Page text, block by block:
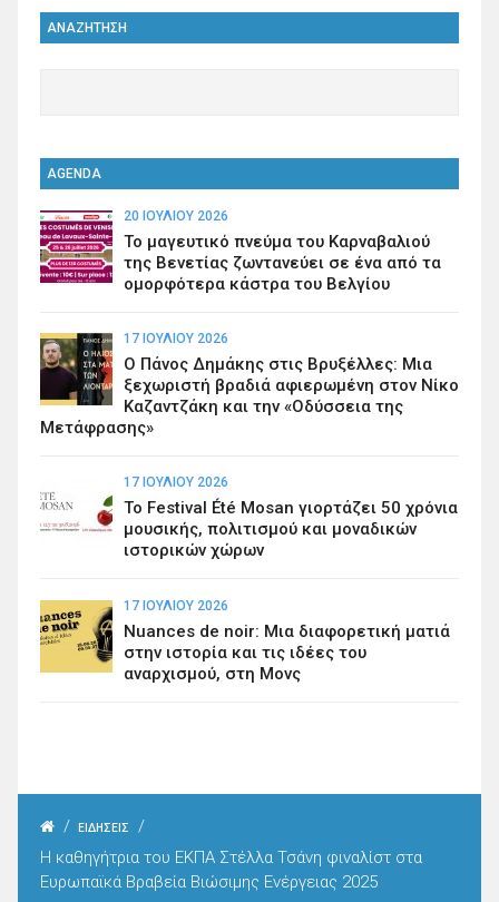
ΑΝΑΖΗΤΗΣΗ
AGENDA
20 ΙΟΥΛΊΟΥ 2026
Το μαγευτικό πνεύμα του Καρναβαλιού
της Βενετίας ζωντανεύει σε ένα από τα
ομορφότερα κάστρα του Βελγίου
17 ΙΟΥΛΊΟΥ 2026
Ο Πάνος Δημάκης στις Βρυξέλλες: Μια
ξεχωριστή βραδιά αφιερωμένη στον Νίκο
Καζαντζάκη και την «Οδύσσεια της
Μετάφρασης»
17 ΙΟΥΛΊΟΥ 2026
Το Festival Été Mosan γιορτάζει 50 χρόνια
μουσικής, πολιτισμού και μοναδικών
ιστορικών χώρων
17 ΙΟΥΛΊΟΥ 2026
Nuances de noir: Μια διαφορετική ματιά
στην ιστορία και τις ιδέες του
αναρχισμού, στη Μονς
/ ΕΙΔΗΣΕΙΣ
/
Η καθηγήτρια του ΕΚΠΑ Στέλλα Τσάνη φιναλίστ στα
Ευρωπαϊκά Βραβεία Βιώσιμης Ενέργειας 2025